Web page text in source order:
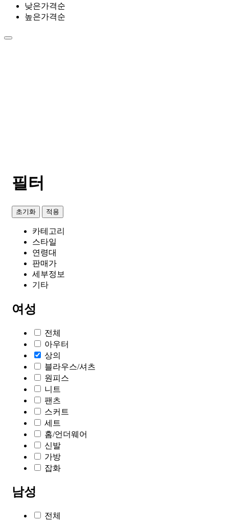
낮은가격순
높은가격순
필터
초기화 적용
카테고리
스타일
연령대
판매가
세부정보
기타
여성
전체
아우터
상의
블라우스/셔츠
원피스
니트
팬츠
스커트
세트
홈/언더웨어
신발
가방
잡화
남성
전체